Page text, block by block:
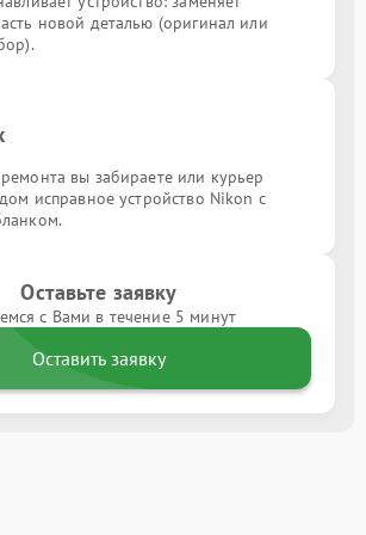
новой деталью (оригинал или
вы забираете или курьер
исправное устройство Nikon с
Оставьте заявку
с Вами в течение 5 минут
Оставить заявку